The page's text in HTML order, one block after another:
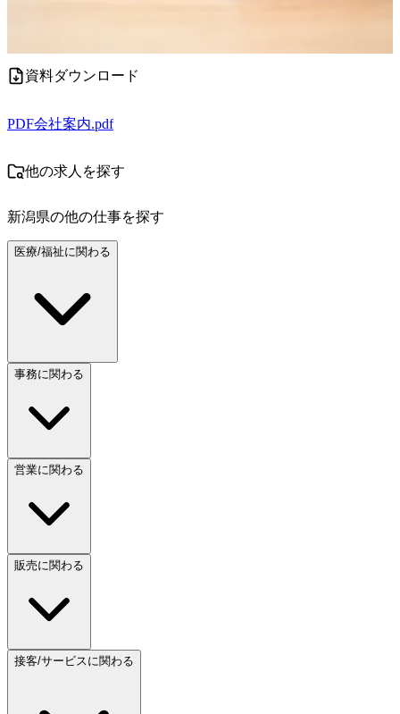
資料ダウンロード
PDF会社案内.pdf
他の求人を探す
新潟県の他の仕事を探す
医療/福祉に関わる
事務に関わる
営業に関わる
販売に関わる
接客/サービスに関わる